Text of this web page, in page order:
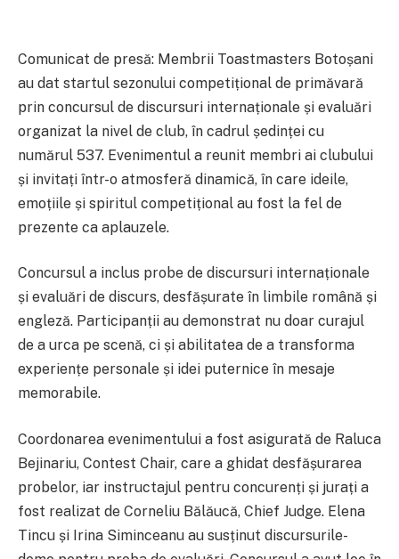
Comunicat de presă: Membrii Toastmasters Botoșani
au dat startul sezonului competițional de primăvară
prin concursul de discursuri internaționale și evaluări
organizat la nivel de club, în cadrul ședinței cu
numărul 537. Evenimentul a reunit membri ai clubului
și invitați într-o atmosferă dinamică, în care ideile,
emoțiile și spiritul competițional au fost la fel de
prezente ca aplauzele.
Concursul a inclus probe de discursuri internaționale
și evaluări de discurs, desfășurate în limbile română și
engleză. Participanții au demonstrat nu doar curajul
de a urca pe scenă, ci și abilitatea de a transforma
experiențe personale și idei puternice în mesaje
memorabile.
Coordonarea evenimentului a fost asigurată de Raluca
Bejinariu, Contest Chair, care a ghidat desfășurarea
probelor, iar instructajul pentru concurenți și jurați a
fost realizat de Corneliu Bălăucă, Chief Judge. Elena
Tincu și Irina Siminceanu au susținut discursurile-